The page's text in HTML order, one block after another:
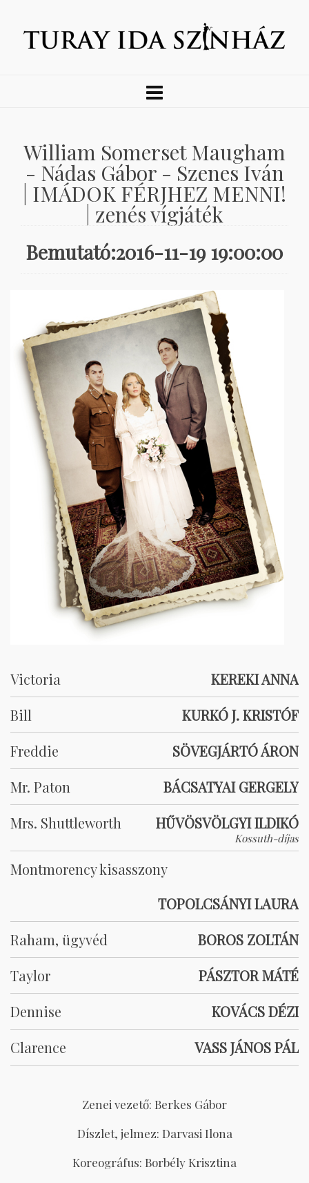
William Somerset Maugham
- Nádas Gábor - Szenes Iván
| IMÁDOK FÉRJHEZ MENNI!
| zenés vígjáték
Bemutató:2016-11-19 19:00:00
Victoria
KEREKI ANNA
Bill
KURKÓ J. KRISTÓF
Freddie
SÖVEGJÁRTÓ ÁRON
Mr. Paton
BÁCSATYAI GERGELY
Mrs. Shuttleworth
HŰVÖSVÖLGYI ILDIKÓ
Kossuth-díjas
Montmorency kisasszony
TOPOLCSÁNYI LAURA
Raham, ügyvéd
BOROS ZOLTÁN
Taylor
PÁSZTOR MÁTÉ
Dennise
KOVÁCS DÉZI
Clarence
VASS JÁNOS PÁL
Zenei vezető: Berkes Gábor
Díszlet, jelmez: Darvasi Ilona
Koreográfus: Borbély Krisztina